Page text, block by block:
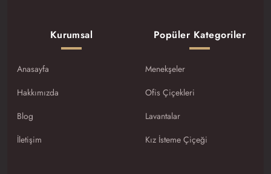
Kurumsal
Anasayfa
Hakkımızda
Blog
İletişim
Popüler Kategoriler
Menekşeler
Ofis Çiçekleri
Lavantalar
Kız İsteme Çiçeği